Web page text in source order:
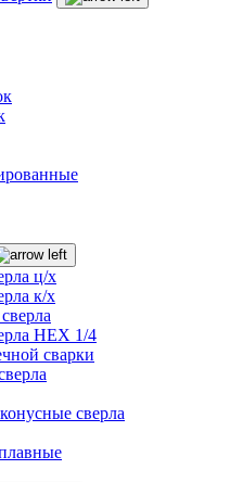
ц/х
к/х
HEX 1/4
сварки
сверла